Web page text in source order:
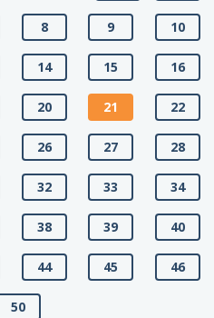
8 9 10
14 15 16
20 21 22
26 27 28
32 33 34
38 39 40
44 45 46
50